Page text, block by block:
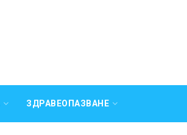
ЗДРАВЕОПАЗВАНЕ